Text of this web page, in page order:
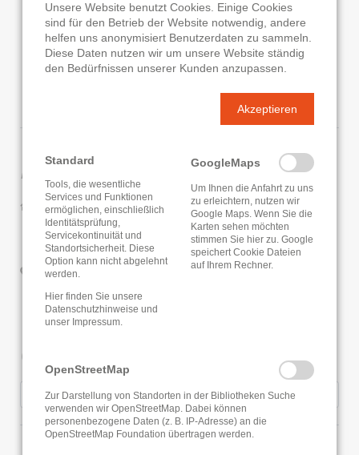
Gemeindebücherei
Wolzhausen
Kontaktdaten
Gemeindebücherei Wolzhausen
Zum Bolzenbach 2
35236 Breidenbach
Google Routenplaner
Öffnungszeiten
Donnerstag 17:00 - 18:00 Uhr
Unsere Website benutzt Cookies. Einige Cookies
sind für den Betrieb der Website notwendig, andere
helfen uns anonymisiert Benutzerdaten zu sammeln.
Diese Daten nutzen wir um unsere Website ständig
den Bedürfnissen unserer Kunden anzupassen.
Akzeptieren
Standard
Tools, die wesentliche
Services und Funktionen
ermöglichen, einschließlich
Identitätsprüfung,
Servicekontinuität und
Standortsicherheit. Diese
Option kann nicht abgelehnt
werden.
Hier finden Sie unsere
Datenschutzhinweise und
unser Impressum.
GoogleMaps
Um Ihnen die Anfahrt zu uns
zu erleichtern, nutzen wir
Google Maps. Wenn Sie die
Karten sehen möchten
stimmen Sie hier zu. Google
speichert Cookie Dateien
auf Ihrem Rechner.
OpenStreetMap
Zur Darstellung von Standorten in der Bibliotheken Suche
verwenden wir OpenStreetMap. Dabei können
personenbezogene Daten (z. B. IP-Adresse) an die
OpenStreetMap Foundation übertragen werden.